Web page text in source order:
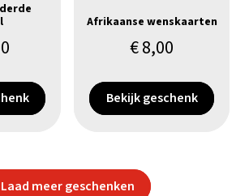
Afrikaanse wenskaarten
€8,00
Bekijk geschenk
Laad meer geschenken